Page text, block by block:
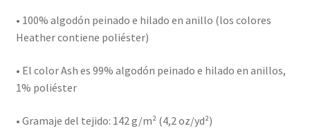
• 100% algodón peinado e hilado en anillo (los colores
Heather contiene poliéster)
• El color Ash es 99% algodón peinado e hilado en anillos,
1% poliéster
• Gramaje del tejido: 142 g/m² (4,2 oz/yd²)